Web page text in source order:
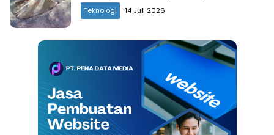
Teknologi 14 Juli 2026